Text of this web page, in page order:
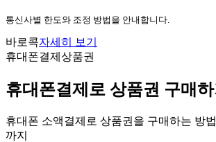
통신사별 한도와 조정 방법을 안내합니다.
바로콕자세히 보기
휴대폰결제상품권
휴대폰결제로 상품권 구매하
휴대폰 소액결제로 상품권을 구매하는 방
까지